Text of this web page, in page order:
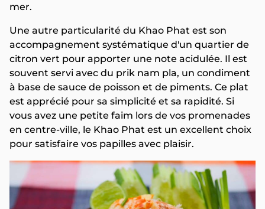
mer.
Une autre particularité du Khao Phat est son
accompagnement systématique d'un quartier de
citron vert pour apporter une note acidulée. Il est
souvent servi avec du prik nam pla, un condiment
à base de sauce de poisson et de piments. Ce plat
est apprécié pour sa simplicité et sa rapidité. Si
vous avez une petite faim lors de vos promenades
en centre-ville, le Khao Phat est un excellent choix
pour satisfaire vos papilles avec plaisir.